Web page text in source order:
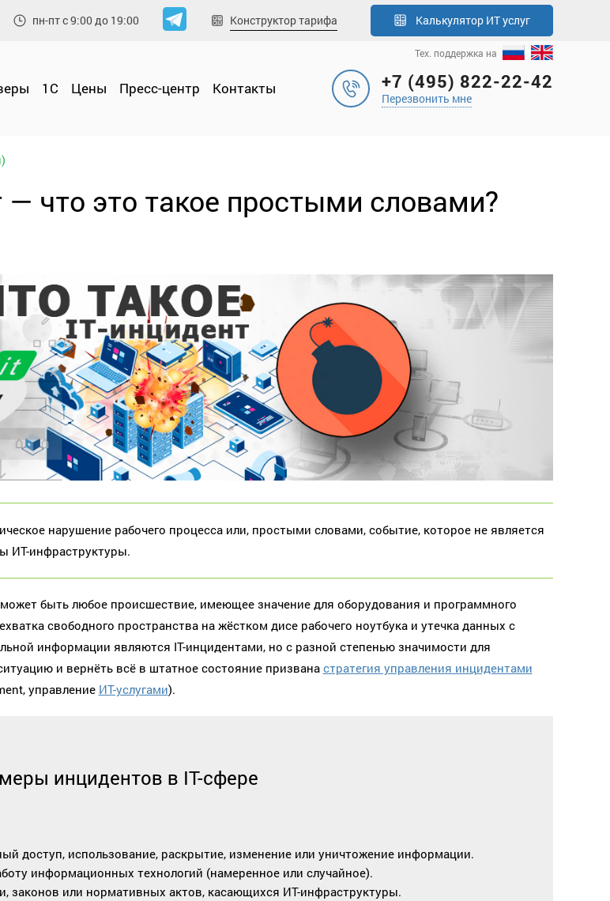
пн-пт с 9:00 до 19:00 Конструктор тарифа Калькулятор ИТ услуг
+7 (495) 822-22-42
Перезвонить мне
1С Цены Пресс-центр Контакты
Тех. поддержка на
— что это такое простыми словами?
нарушение рабочего процесса или, простыми словами, событие, которое не является
ИТ-инфраструктуры.
быть любое происшествие, имеющее значение для оборудования и программного
свободного пространства на жёстком дисе рабочего ноутбука и утечка данных с
информации являются IT-инцидентами, но с разной степенью значимости для
и вернёть всё в штатное состояние призванастратегия управления инцидентами
управление ИТ-услугами).
инцидентов в IT-сфере
доступ, использование, раскрытие, изменение или уничтожение информации.
информационных технологий (намеренное или случайное).
законов или нормативных актов, касающихся ИТ-инфраструктуры.